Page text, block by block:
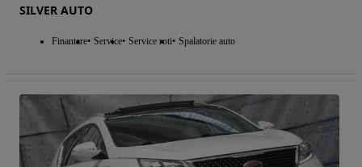
SILVER AUTO
Finantare Service Service roti Spalatorie auto